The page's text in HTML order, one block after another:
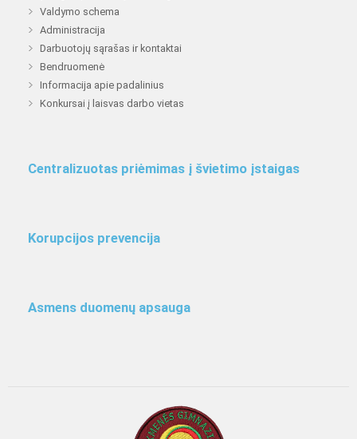
Valdymo schema
Administracija
Darbuotojų sąrašas ir kontaktai
Bendruomenė
Informacija apie padalinius
Konkursai į laisvas darbo vietas
Centralizuotas priėmimas į švietimo įstaigas
Korupcijos prevencija
Asmens duomenų apsauga